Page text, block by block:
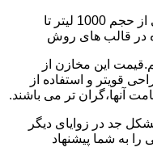
ما توانایی داریم مخازن پلی اتیلن مکعبی از حجم 1000 لیتر تا
این مخازن از
قویتر و استفاده از
آنها،گران تر می باشند.
جد در زوایای دیگر
را به شما پیشنهاد